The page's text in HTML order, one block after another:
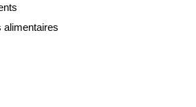
alimentaires